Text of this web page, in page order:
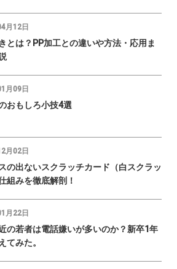
月12日
とは？PP加工との違いや方法・応用ま
月09日
おもしろ小技4選
月02日
の出ないスクラッチカード（白スクラッ
組みを徹底解剖！
月22日
の若者は電話嫌いが多いのか？新卒1年
てみた。